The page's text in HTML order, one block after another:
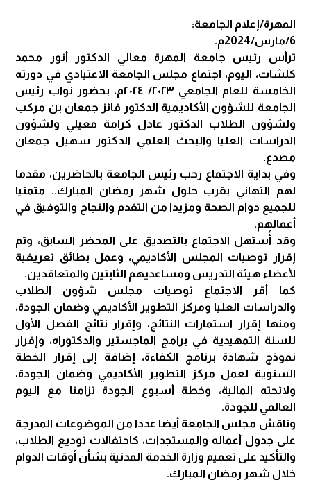
المهرة/إعلام الجامعة:
6/مارس/2024م.
ترأس رئيس جامعة المهرة معالي الدكتور أنور محمد
كلشات، اليوم، اجتماع مجلس الجامعة الاعتيادي في دورته
الخامسة للعام الجامعي ٢٠٢٣/ ٢٠٢٤م، بحضور نواب رئيس
الجامعة للشؤون الأكاديمية الدكتور فائز جمعان بن مركب
ولشؤون الطلاب الدكتور عادل كرامة معيلي ولشؤون
الدراسات العليا والبحث العلمي الدكتور سهيل جمعان
مصدع.
وفي بداية الاجتماع رحب رئيس الجامعة بالحاضرين، مقدما
لهم التهاني بقرب حلول شهر رمضان المبارك.. متمنيا
للجميع دوام الصحة ومزيدا من التقدم والنجاح والتوفيق في
أعمالهم.
وقد أُستهل الاجتماع بالتصديق على المحضر السابق، وتم
إقرار توصيات المجلس الأكاديمي، وعمل بطائق تعريفية
لأعضاء هيئة التدريس ومساعديهم الثابتين والمتعاقدين.
كما أقر الاجتماع توصيات مجلس شؤون الطلاب
والدراسات العليا ومركز التطوير الأكاديمي وضمان الجودة،
ومنها إقرار استمارات النتائج، وإقرار نتائج الفصل الأول
للسنة التمهيدية في برامج الماجستير والدكتوراه، وإقرار
نموذج شهادة برنامج الكفاءة، إضافة إلى إقرار الخطة
السنوية لعمل مركز التطوير الأكاديمي وضمان الجودة،
ولائحته المالية، وخطة أسبوع الجودة تزامنا مع اليوم
العالمي للجودة.
وناقش مجلس الجامعة أيضا عددا من الموضوعات المدرجة
على جدول أعماله والمستجدات، كاحتفالات توديع الطلاب،
والتأكيد على تعميم وزارة الخدمة المدنية بشأن أوقات الدوام
خلال شهر رمضان المبارك.